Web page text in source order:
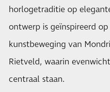
horlogetraditie op
ontwerp is geïnspireerd
kunstbeweging van
Rietveld, waarin
centraal staan.